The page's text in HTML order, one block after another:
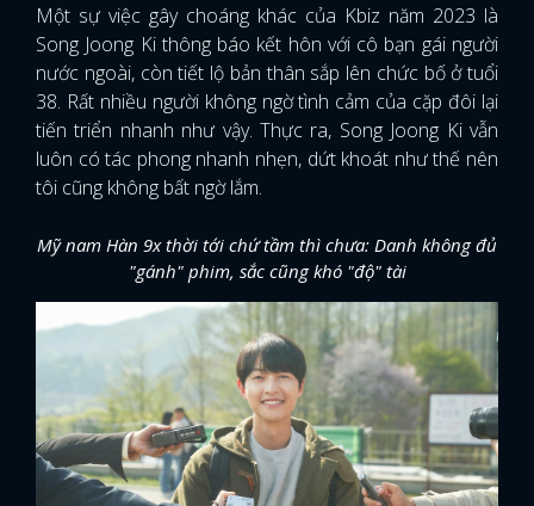
Một sự việc gây choáng khác của Kbiz năm 2023 là
Song Joong Ki thông báo kết hôn với cô bạn gái người
nước ngoài, còn tiết lộ bản thân sắp lên chức bố ở tuổi
38. Rất nhiều người không ngờ tình cảm của cặp đôi lại
tiến triển nhanh như vậy. Thực ra, Song Joong Ki vẫn
luôn có tác phong nhanh nhẹn, dứt khoát như thế nên
tôi cũng không bất ngờ lắm.
Mỹ nam Hàn 9x thời tới chứ tầm thì chưa: Danh không đủ
"gánh" phim, sắc cũng khó "độ" tài